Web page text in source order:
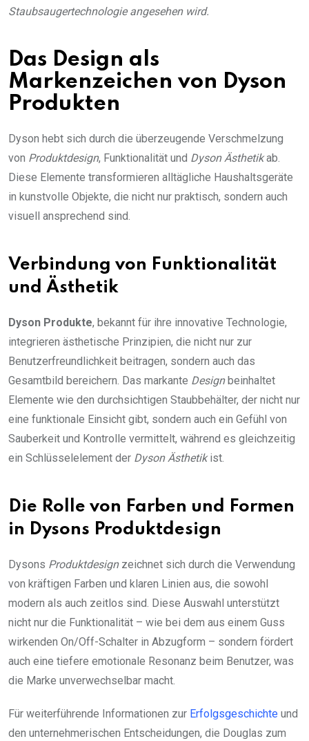
Staubsaugertechnologie angesehen wird.
Das Design als
Markenzeichen von Dyson
Produkten
Dyson hebt sich durch die überzeugende Verschmelzung
von Produktdesign, Funktionalität und Dyson Ästhetikab.
Diese Elemente transformieren alltägliche Haushaltsgeräte
in kunstvolle Objekte, die nicht nur praktisch, sondern auch
visuell ansprechend sind.
Verbindung von Funktionalität
und Ästhetik
Dyson Produkte, bekannt für ihre innovative Technologie,
integrieren ästhetische Prinzipien, die nicht nur zur
Benutzerfreundlichkeit beitragen, sondern auch das
Gesamtbild bereichern. Das markante Designbeinhaltet
Elemente wie den durchsichtigen Staubbehälter, der nicht nur
eine funktionale Einsicht gibt, sondern auch ein Gefühl von
Sauberkeit und Kontrolle vermittelt, während es gleichzeitig
ein Schlüsselelement der Dyson Ästhetikist.
Die Rolle von Farben und Formen
in Dysons Produktdesign
Dysons Produktdesignzeichnet sich durch die Verwendung
von kräftigen Farben und klaren Linien aus, die sowohl
modern als auch zeitlos sind. Diese Auswahl unterstützt
nicht nur die Funktionalität – wie bei dem aus einem Guss
wirkenden On/Off-Schalter in Abzugform – sondern fördert
auch eine tiefere emotionale Resonanz beim Benutzer, was
die Marke unverwechselbar macht.
Für weiterführende Informationen zur Erfolgsgeschichte und
den unternehmerischen Entscheidungen, die Douglas zum